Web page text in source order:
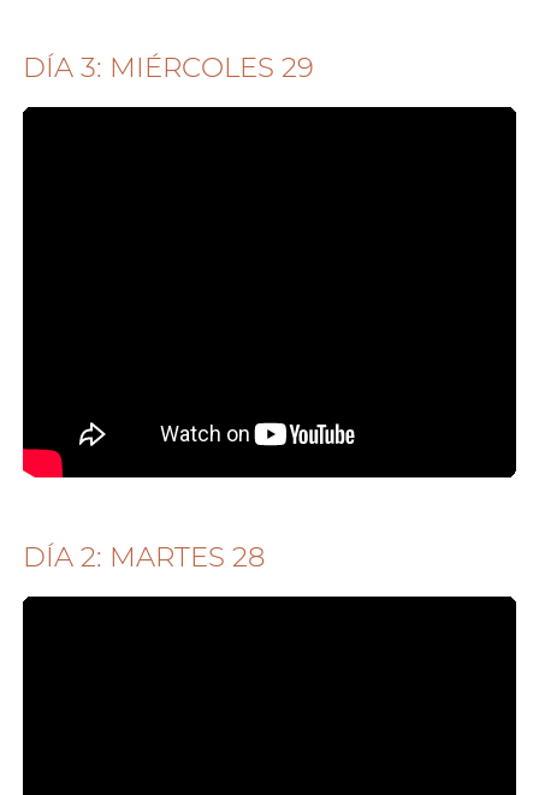
DÍA 3: MIÉRCOLES 29
DÍA 2: MARTES 28